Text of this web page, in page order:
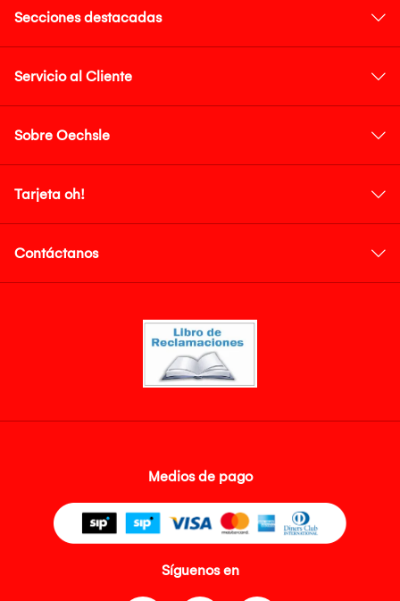
Secciones destacadas
Servicio al Cliente
Sobre Oechsle
Tarjeta oh!
Contáctanos
Medios de pago
Síguenos en